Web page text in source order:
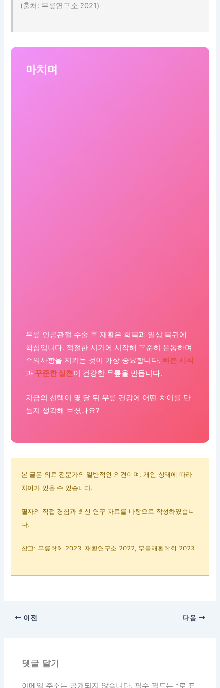
(출처: 무릎연구소 2021)
마치며
무릎 인공관절 수술 후 재활은 회복과 일상 복귀에
핵심입니다. 적절한 시기에 시작해 꾸준히 운동하며
주의사항을 지키는 것이 가장 중요합니다. 빠른 시작
과 꾸준한 실천이 건강한 무릎을 만듭니다.
지금의 선택이 몇 달 뒤 무릎 건강에 어떤 차이를 만
들지 생각해 보셨나요?
본 글은 의료 전문가의 일반적인 의견이며, 개인 상태에 따라
차이가 있을 수 있습니다.
필자의 직접 경험과 최신 연구 자료를 바탕으로 작성하였습니
다.
참고: 무릎학회 2023, 재활연구소 2022, 무릎재활학회 2023
이전 다음
댓글 달기
이메일 주소는 공개되지 않습니다. 필수 필드는 *로 표